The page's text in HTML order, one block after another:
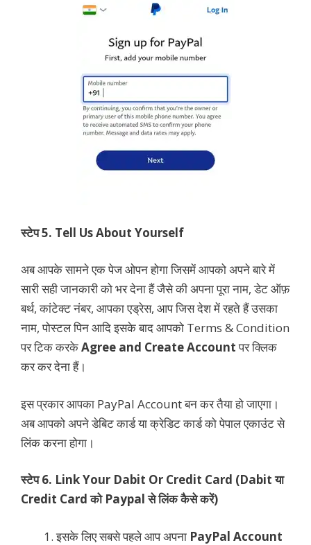
स्टेप 5. Tell Us About Yourself
अब आपके सामने एक पेज ओपन होगा जिसमें आपको अपने बारे में
सारी सही जानकारी को भर देना हैं जैसे की अपना पूरा नाम, डेट ऑफ़
बर्थ, कांटेक्ट नंबर, आपका एड्रेस, आप जिस देश में रहते हैं उसका
नाम, पोस्टल पिन आदि इसके बाद आपको Terms & Condition
पर टिक करकेAgree and Create Accountपर क्लिक
कर कर देना हैं।
इस प्रकार आपका PayPal Account बन कर तैया हो जाएगा।
अब आपको अपने डेबिट कार्ड या क्रेडिट कार्ड को पेपाल एकाउंट से
लिंक करना होगा।
स्टेप 6. Link Your Dabit Or Credit Card (Dabit या
Credit Card को Paypal से लिंक कैसे करें)
इसके लिए सबसे पहले आप अपना PayPal Account